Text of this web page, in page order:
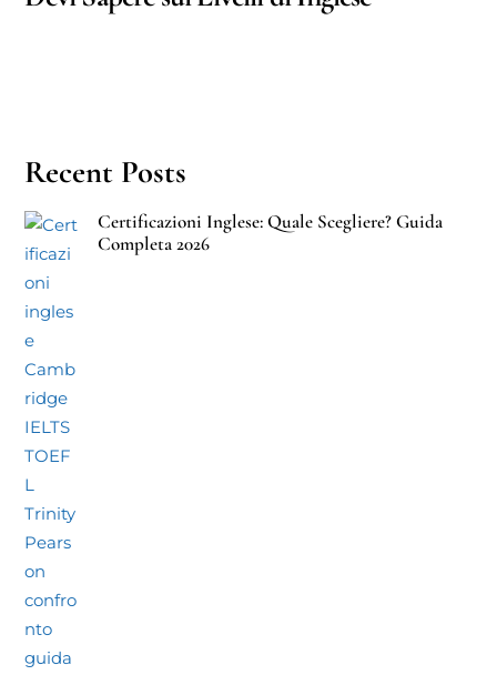
Recent Posts
Certificazioni Inglese: Quale Scegliere? Guida
Completa 2026